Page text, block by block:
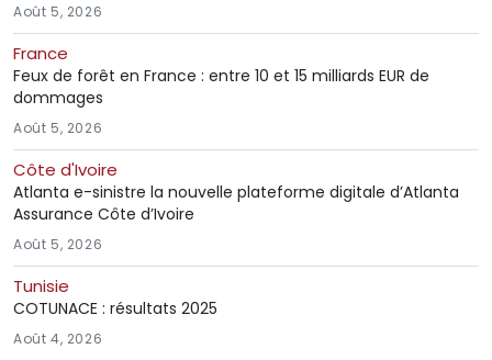
Août 5, 2026
France
Feux de forêt en France : entre 10 et 15 milliards EUR de
dommages
Août 5, 2026
Côte d'Ivoire
Atlanta e-sinistre la nouvelle plateforme digitale d’Atlanta
Assurance Côte d’Ivoire
Août 5, 2026
Tunisie
COTUNACE : résultats 2025
Août 4, 2026